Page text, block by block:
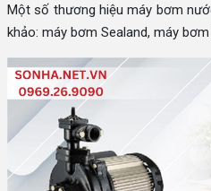
Một số thương hiệu máy bơm
khảo: máy bơm Sealand, máy bơm